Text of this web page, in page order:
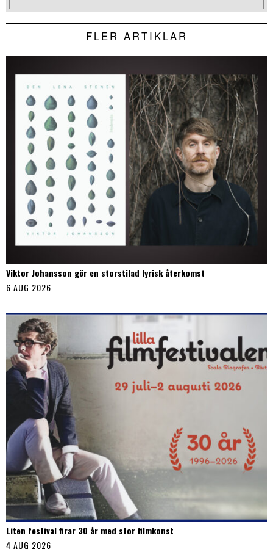
FLER ARTIKLAR
Viktor Johansson gör en storstilad lyrisk återkomst
6 AUG 2026
Liten festival firar 30 år med stor filmkonst
4 AUG 2026